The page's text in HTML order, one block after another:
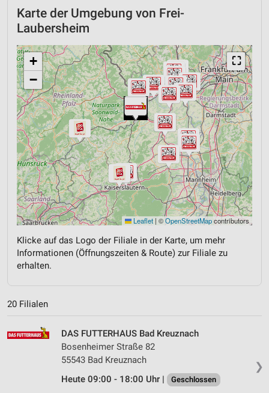
Karte der Umgebung von Frei-
Laubersheim
⛶
+
−
Leaflet | ©OpenStreetMapcontributors
Klicke auf das Logo der Filiale in der Karte, um mehr
Informationen (Öffnungszeiten & Route) zur Filiale zu
erhalten.
20 Filialen
❯
DAS FUTTERHAUS Bad Kreuznach
Bosenheimer Straße 82
55543 Bad Kreuznach
Heute 09:00 - 18:00 Uhr |
Geschlossen